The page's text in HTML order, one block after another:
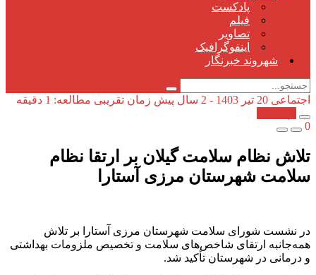
پادکست
فیلم
تصاویر
اینفوگرافیک
شهروند خبرنگار
اجتماعی 20 تیر 1403 - 2 سال پیش
زمان تقریبی مطالعه: 1 دقیقه
0
تلاش نظام سلامت گیلان بر ارتقا نظام
سلامت شهرستان مرزی آستارا
در نشست شورای سلامت شهرستان مرزی آستارا بر تلاش
همه‌جانبه ارتقای شاخص‌های سلامت و تخصیص ملزومات بهداشتی
و درمانی در شهرستان تأکید شد.